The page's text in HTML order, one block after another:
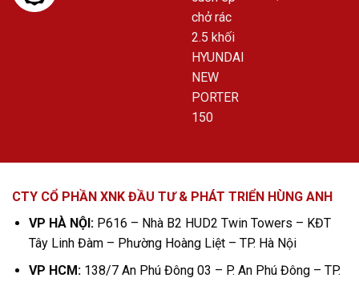
CTY CỔ PHẦN XNK ĐẦU TƯ & PHÁT TRIỂN HÙNG ANH
VP HÀ NỘI:P616 – Nhà B2 HUD2 Twin Towers – KĐT
Tây Linh Đàm – Phường Hoàng Liệt – TP. Hà Nội
VP HCM:138/7 An Phú Đông 03 – P. An Phú Đông – TP.